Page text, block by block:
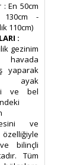
: En 50cm
-
110cm)
:
gezinim
yaparak
ayak
ve bel
ve
bilinçli
Tüm